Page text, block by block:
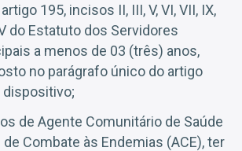
195, incisos II, III, V, VI, VII, IX,
do Estatuto dos Servidores
a menos de 03 (três) anos,
no parágrafo único do artigo
de Agente Comunitário de Saúde
de Combate às Endemias (ACE), ter